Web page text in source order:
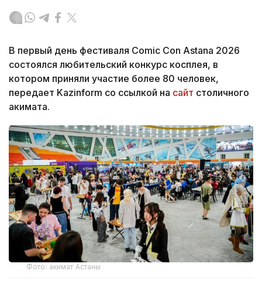
В первый день фестиваля Comic Con Astana 2026
состоялся любительский конкурс косплея, в
котором приняли участие более 80 человек,
передает Kazinform со ссылкой на сайт столичного
акимата.
Фото: акимат Астаны